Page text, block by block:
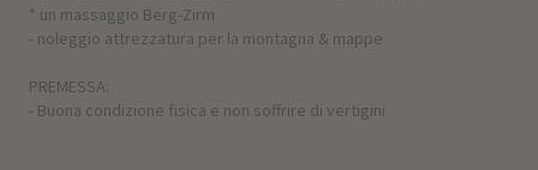
* un massaggio Berg-Zirm
- noleggio attrezzatura per la montagna & mappe
PREMESSA:
- Buona condizione fisica e non soffrire di vertigini